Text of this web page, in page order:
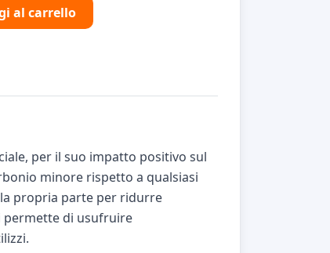
al carrello
per il suo impatto positivo sul
minore rispetto a qualsiasi
propria parte per ridurre
permette di usufruire